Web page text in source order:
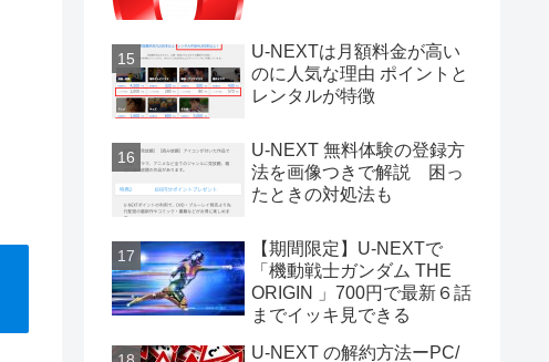
U-NEXTは月額料金が高い
のに人気な理由 ポイントと
レンタルが特徴
U-NEXT 無料体験の登録方
法を画像つきで解説 困っ
たときの対処法も
【期間限定】U-NEXTで
「機動戦士ガンダム THE
ORIGIN 」700円で最新６話
までイッキ見できる
U-NEXT の解約方法ーPC/